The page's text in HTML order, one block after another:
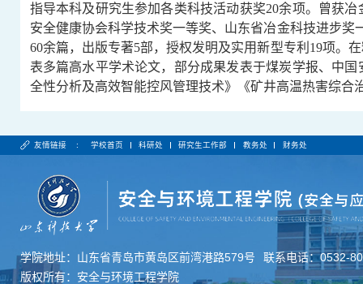
指导本科及研究生参加各类科技活动获奖20余项。曾获
安全健康协会科学技术奖一等奖、山东省冶金科技进步
60余篇，出版专著5部，授权发明及实用新型专利19项。
表多篇高水平学术论文，部分成果发表于煤炭学报、中
全性分析及高效智能控风管理技术》《矿井高温热害综合
友情链接 : 学校首页 科研处 研究生工作部 教务处 财务处
学院地址：山东省青岛市黄岛区前湾港路579号
联系电话：0532-
版权所有：安全与环境工程学院